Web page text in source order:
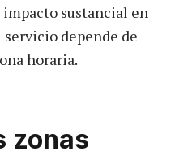
sustancial en
depende de
horaria.
zonas